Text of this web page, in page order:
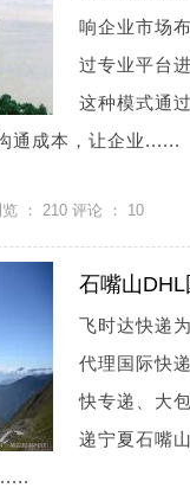
响企业市场
过专业平台
这种模式通
通成本，让企业......
： 210 评论 ： 10
石嘴山
飞时达快递
代理国际快
快专递、大
递宁夏石嘴